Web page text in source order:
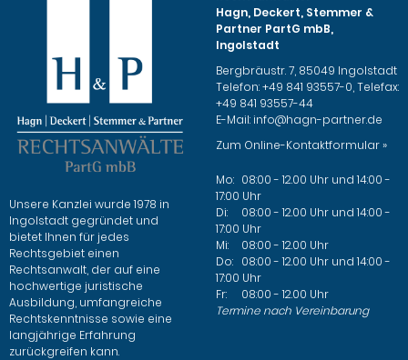
Unsere Kanzlei wurde 1978 in
Ingolstadt gegründet und
bietet Ihnen für jedes
Rechtsgebiet einen
Rechtsanwalt, der auf eine
hochwertige juristische
Ausbildung, umfangreiche
Rechtskenntnisse sowie eine
langjährige Erfahrung
zurückgreifen kann.
Hagn, Deckert, Stemmer &
Partner PartG mbB,
Ingolstadt
Bergbräustr. 7, 85049 Ingolstadt
Telefon: +49 841 93557-0, Telefax:
+49 841 93557-44
E-Mail:info@hagn-partner.de
Zum Online-Kontaktformular »
Mo: 08:00 - 12.00 Uhr und 14:00 -
17:00 Uhr
Di:
08:00 - 12.00 Uhr und 14:00 -
17:00 Uhr
Mi:
08:00 - 12.00 Uhr
Do: 08:00 - 12.00 Uhr und 14:00 -
17:00 Uhr
Fr:
08:00 - 12.00 Uhr
Termine nach Vereinbarung